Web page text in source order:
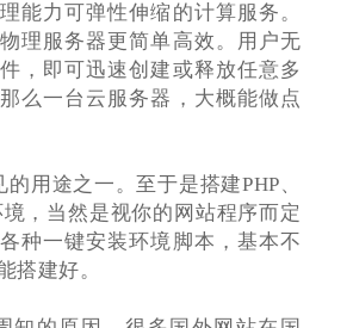
能力可弹性伸缩的计算服务。
理服务器更简单高效。用户无
，即可迅速创建或释放任意多
么一台云服务器，大概能做点
用途之一。至于是搭建PHP、
境，当然是视你的网站程序而定
种一键安装环境脚本，基本不
搭建好。